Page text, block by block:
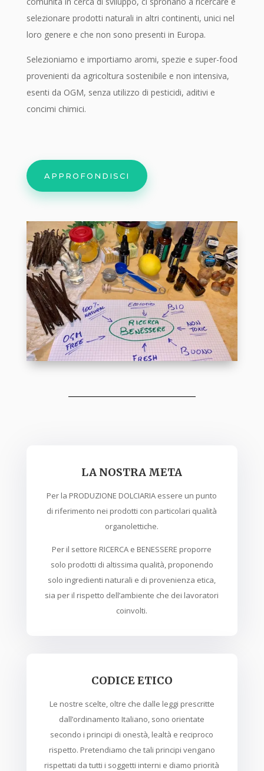
selezionare prodotti naturali in altri continenti, unici nel
loro genere e che non sono presenti in Europa.
Selezioniamo e importiamo aromi, spezie e super-food
provenienti da agricoltura sostenibile e non intensiva,
esenti da OGM, senza utilizzo di pesticidi, aditivi e
concimi chimici.
APPROFONDISCI
LA NOSTRA META
Per la PRODUZIONE DOLCIARIA essere un punto
di riferimento nei prodotti con particolari qualità
organolettiche.
Per il settore RICERCA e BENESSERE proporre
solo prodotti di altissima qualità, proponendo
solo ingredienti naturali e di provenienza etica,
sia per il rispetto dell’ambiente che dei lavoratori
coinvolti.
CODICE ETICO
Le nostre scelte, oltre che dalle leggi prescritte
dall’ordinamento Italiano, sono orientate
secondo i principi di onestà, lealtà e reciproco
rispetto. Pretendiamo che tali principi vengano
rispettati da tutti i soggetti interni e diamo priorità